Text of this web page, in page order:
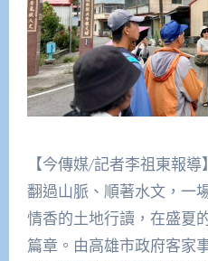
【今傳媒/記者李祖東報導】
翻過山脈、順著水文，一
情香的土地行讀，在盛夏
篇章。由高雄市政府客家